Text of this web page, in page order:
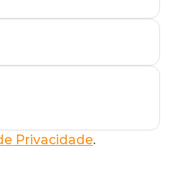
Privacidade.